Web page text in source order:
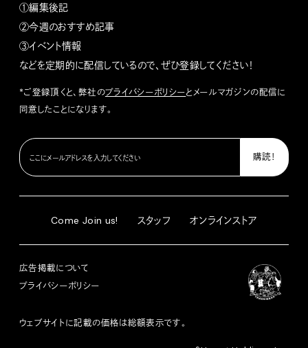
①編集後記
②今週のおすすめ記事
③イベント情報
などを定期的に配信しているので、ぜひ登録してください！
*ご登録頂くと、弊社のプライバシーポリシーとメールマガジンの配信に
同意したことになります。
Come Join us! スタッフ オンラインストア
広告掲載について
プライバシーポリシー
ウェブサイトに記載の価格は総額表示です。